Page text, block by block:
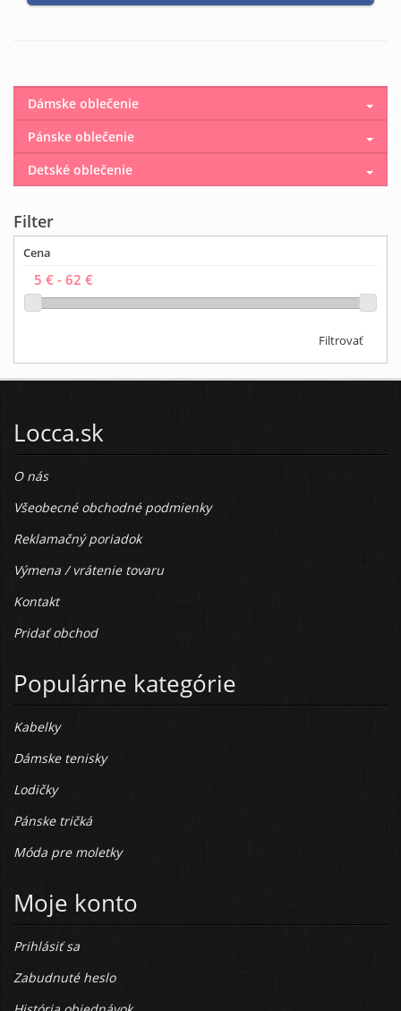
Dámske oblečenie
Pánske oblečenie
Detské oblečenie
Filter
Cena
Filtrovať
Locca.sk
O nás
Všeobecné obchodné podmienky
Reklamačný poriadok
Výmena / vrátenie tovaru
Kontakt
Pridať obchod
Populárne kategórie
Kabelky
Dámske tenisky
Lodičky
Pánske tričká
Móda pre moletky
Moje konto
Prihlásiť sa
Zabudnuté heslo